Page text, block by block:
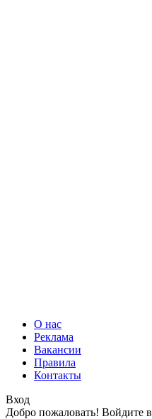
О нас
Реклама
Вакансии
Правила
Контакты
Вход
Добро пожаловать! Войдите